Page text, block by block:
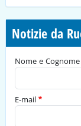
Notizie da
Nome e Cognome
E-mail